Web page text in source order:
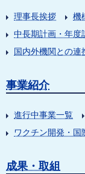
理事長挨拶 機
中長期計画・年度
国内外機関との連
事業紹介
進行中事業一覧
ワクチン開発・国
成果・取組